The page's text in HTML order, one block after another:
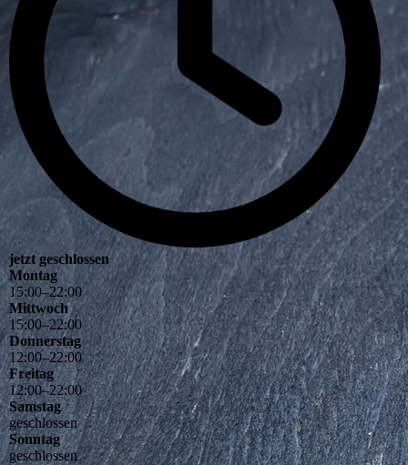
jetzt geschlossen
Montag
15:00–22:00
Mittwoch
15:00–22:00
Donnerstag
12:00–22:00
Freitag
12:00–22:00
Samstag
geschlossen
Sonntag
geschlossen